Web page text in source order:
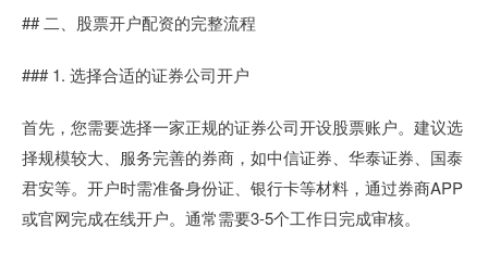
## 二、股票开户配资的完整流程
### 1. 选择合适的证券公司开户
首先，您需要选择一家正规的证券公司开设股票账户。建议选
择规模较大、服务完善的券商，如中信证券、华泰证券、国泰
君安等。开户时需准备身份证、银行卡等材料，通过券商APP
或官网完成在线开户。通常需要3-5个工作日完成审核。